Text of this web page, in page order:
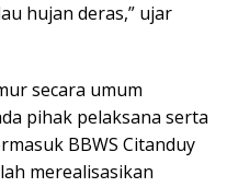
hujan deras,” ujar
secara umum
pihak pelaksana serta
BBWS Citanduy
merealisasikan